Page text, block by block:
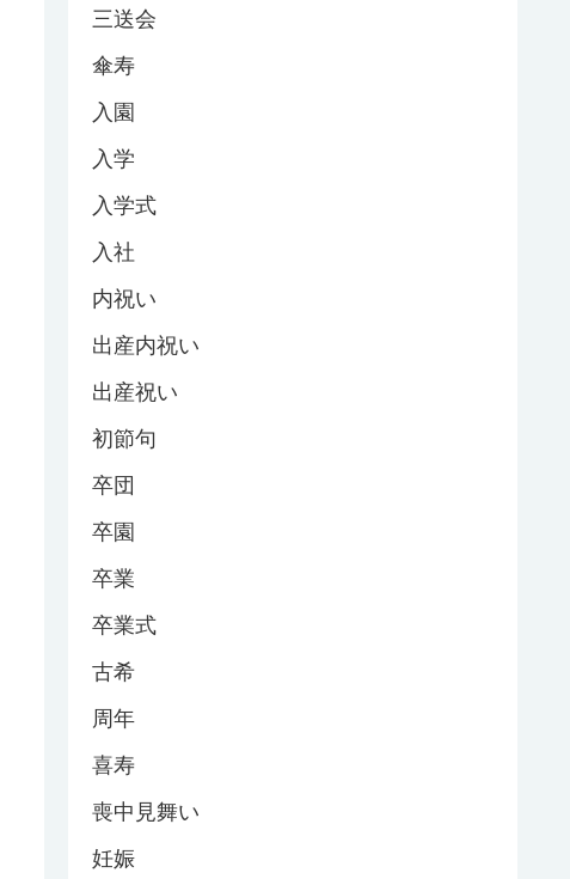
三送会
傘寿
入園
入学
入学式
入社
内祝い
出産内祝い
出産祝い
初節句
卒団
卒園
卒業
卒業式
古希
周年
喜寿
喪中見舞い
妊娠